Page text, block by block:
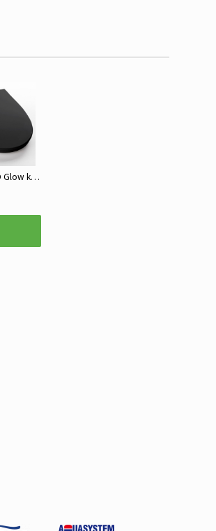
WC -istuinkansi IDO Glow kova 91571 musta